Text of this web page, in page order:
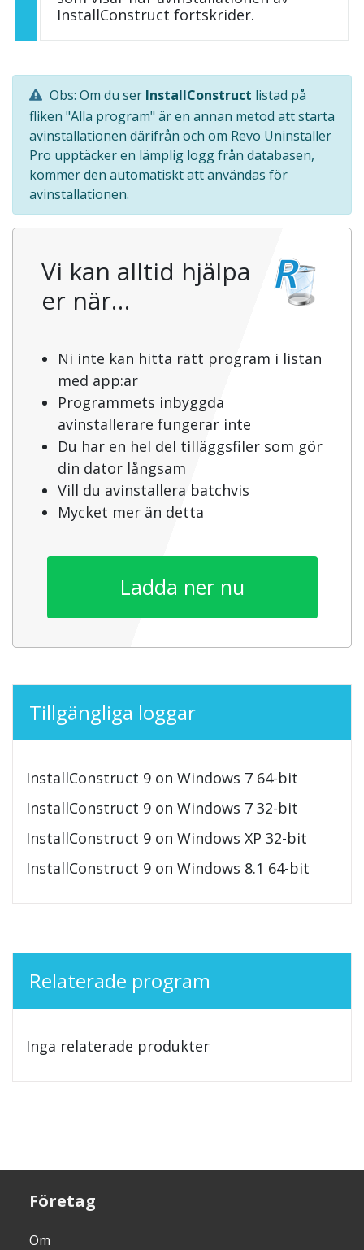
InstallConstruct fortskrider.
Obs: Om du ser InstallConstruct listad på
fliken "Alla program" är en annan metod att starta
avinstallationen därifrån och om Revo Uninstaller
Pro upptäcker en lämplig logg från databasen,
kommer den automatiskt att användas för
avinstallationen.
Vi kan alltid hjälpa
er när…
Ni inte kan hitta rätt program i listan
med app:ar
Programmets inbyggda
avinstallerare fungerar inte
Du har en hel del tilläggsfiler som gör
din dator långsam
Vill du avinstallera batchvis
Mycket mer än detta
Ladda ner nu
Tillgängliga loggar
InstallConstruct 9 on Windows 7 64-bit
InstallConstruct 9 on Windows 7 32-bit
InstallConstruct 9 on Windows XP 32-bit
InstallConstruct 9 on Windows 8.1 64-bit
Relaterade program
Inga relaterade produkter
Företag
Om